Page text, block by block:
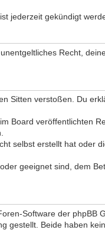
jederzeit gekündigt
Recht,
Sitten verstoßen. Du
Board veröffentlichten
selbst erstellt hat oder
geeignet sind, dem
Software der phpBB
gestellt. Beide haben